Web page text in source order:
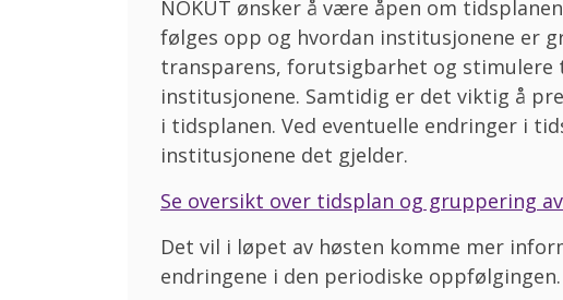
NOKUT ønsker å være åpen om
følges opp og hvordan institusjonene er
transparens, forutsigbarhet og stimulere
institusjonene. Samtidig er det viktig å
i tidsplanen. Ved eventuelle endringer i
institusjonene det gjelder.
Se oversikt over tidsplan og gruppering
Det vil i løpet av høsten komme mer
endringene i den periodiske oppfølgingen.